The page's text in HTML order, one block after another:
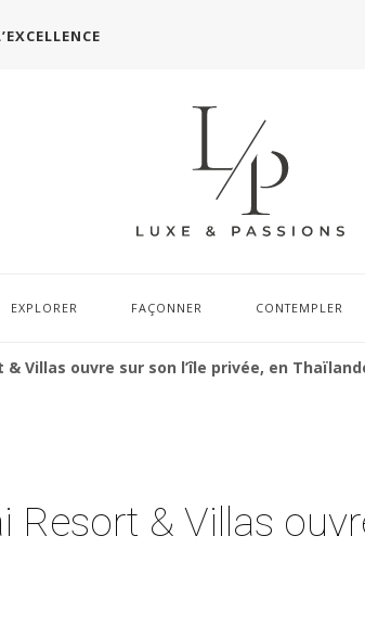
EXPLORER FAÇONNER CONTEMPLER
& Villas ouvre sur son l’île privée, en
Resort & Villas